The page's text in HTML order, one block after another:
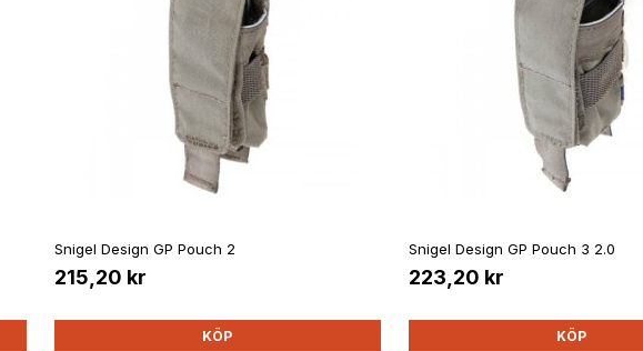
Snigel Design GP Pouch 2
215,20 kr
KÖP
Snigel Design GP Pouch 3 2.0
223,20 kr
KÖP